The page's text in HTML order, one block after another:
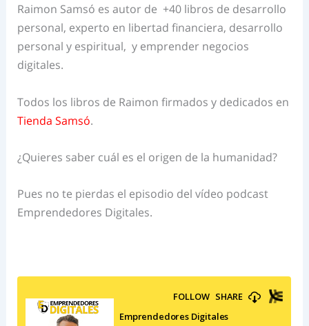
Raimon Samsó es autor de +40 libros de desarrollo
personal, experto en libertad financiera, desarrollo
personal y espiritual, y emprender negocios
digitales.
Todos los libros de Raimon firmados y dedicados en
Tienda Samsó.
¿Quieres saber cuál es el origen de la humanidad?
Pues no te pierdas el episodio del vídeo podcast
Emprendedores Digitales.